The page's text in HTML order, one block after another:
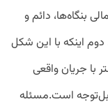
بنگاه‌ها، دائم و
اینکه با این شکل
با جریان واقعی
است.مسئله